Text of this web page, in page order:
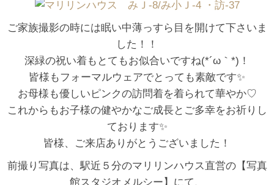
ご家族撮影の時には眠い中薄っすら目を開けて下さいま
した！！
深緑の祝い着もとてもお似合いですね(*´ω｀*)！
皆様もフォーマルウェアでとっても素敵です✨
お母様も優しいピンクの訪問着を着られて華やか♡
これからもお子様の健やかなご成長とご多幸をお祈りし
ております✨
皆様、ご来店ありがとうございました！
前撮り写真は、駅近５分のマリリンハウス直営の【写真
館スタジオメルシー】にて、